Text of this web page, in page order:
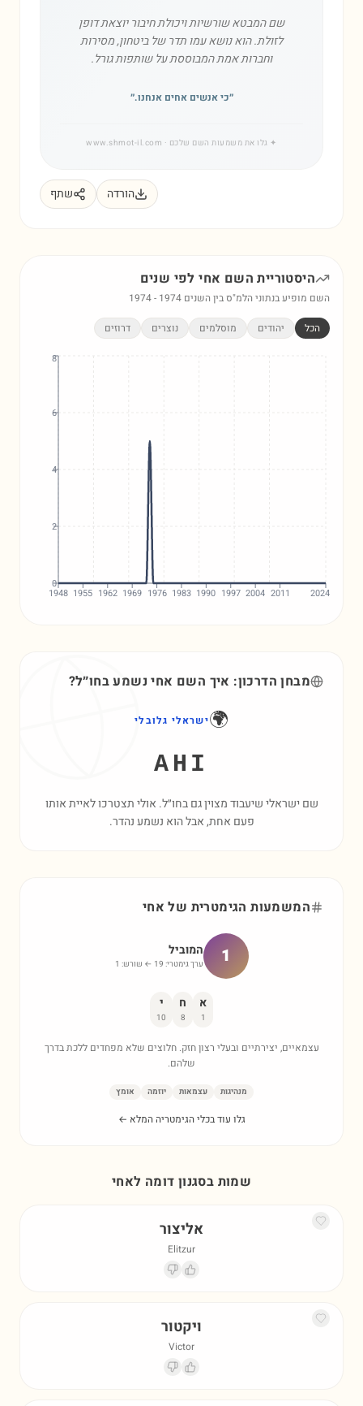
שם המבטא שורשיות ויכולת חיבור יוצאת דופן
לזולת. הוא נושא עמו תדר של ביטחון, מסירות
וחברות אמת המבוססת על שותפות גורל.
״כי אנשים אחים אנחנו.״
✦ גלו את משמעות השם שלכם · www.shmot-il.com
הורדה שתף
היסטוריית השם אחילפי שנים
השם מופיע בנתוני הלמ"ס בין השנים 1974- 1974
הכל יהודים מוסלמים נוצרים דרוזים
1948 1955 1962 1969 1976 1983 1990 1997 2004 2011 2024
0
2
4
6
8
מבחן הדרכון: איך השם אחינשמע בחו״ל?
🌍ישראלי גלובלי
AHI
שם ישראלי שיעבוד מצוין גם בחו״ל. אולי תצטרכו לאיית אותו
פעם אחת, אבל הוא נשמע נהדר.
המשמעות הגימטרית של אחי
1 המוביל
ערך גימטרי: 19 ← שורש: 1
א
1
ח
8
י
10
עצמאיים, יצירתיים ובעלי רצון חזק. חלוצים שלא מפחדים ללכת בדרך
שלהם.
מנהיגות עצמאות יוזמה אומץ
גלו עוד בכלי הגימטריה המלא ←
שמות בסגנון דומה לאחי
אליצור
Elitzur
ויקטור
Victor